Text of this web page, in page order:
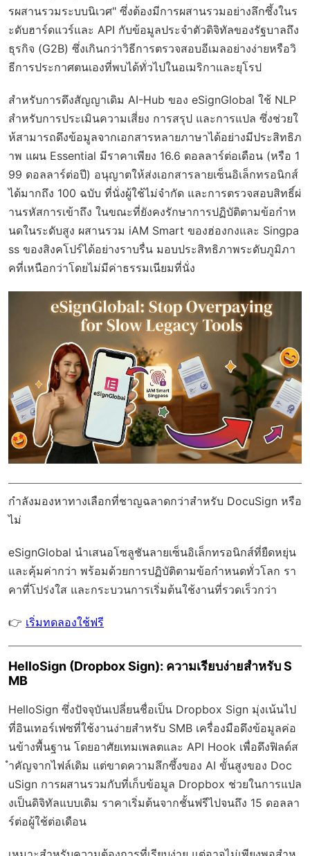
รผสานรวมระบบนิเวศ" ซึ่งต้องมีการผสานรวมอย่างลึกซึ้งในร
ะดับฮาร์ดแวร์และ API กับข้อมูลประจำตัวดิจิทัลของรัฐบาลถึง
ธุรกิจ (G2B) ซึ่งเกินกว่าวิธีการตรวจสอบอีเมลอย่างง่ายหรือวิ
ธีการประกาศตนเองที่พบได้ทั่วไปในอเมริกาและยุโรป
สำหรับการดึงสัญญาเดิม AI-Hub ของ eSignGlobal ใช้ NLP
สำหรับการประเมินความเสี่ยง การสรุป และการแปล ซึ่งช่วยใ
ห้สามารถดึงข้อมูลจากเอกสารหลายภาษาได้อย่างมีประสิทธิภ
าพ แผน Essential มีราคาเพียง 16.6 ดอลลาร์ต่อเดือน (หรือ 1
99 ดอลลาร์ต่อปี) อนุญาตให้ส่งเอกสารลายเซ็นอิเล็กทรอนิกส์
ได้มากถึง 100 ฉบับ ที่นั่งผู้ใช้ไม่จำกัด และการตรวจสอบสิทธิ์ผ่
านรหัสการเข้าถึง ในขณะที่ยังคงรักษาการปฏิบัติตามข้อกำห
นดในระดับสูง ผสานรวม iAM Smart ของฮ่องกงและ Singpa
ss ของสิงคโปร์ได้อย่างราบรื่น มอบประสิทธิภาพระดับภูมิภา
คที่เหนือกว่าโดยไม่มีค่าธรรมเนียมที่นั่ง
กำลังมองหาทางเลือกที่ชาญฉลาดกว่าสำหรับ DocuSign หรือ
ไม่
eSignGlobal นำเสนอโซลูชันลายเซ็นอิเล็กทรอนิกส์ที่ยืดหยุ่น
และคุ้มค่ากว่า พร้อมด้วยการปฏิบัติตามข้อกำหนดทั่วโลก รา
คาที่โปร่งใส และกระบวนการเริ่มต้นใช้งานที่รวดเร็วกว่า
👉 เริ่มทดลองใช้ฟรี
HelloSign (Dropbox Sign): ความเรียบง่ายสำหรับ S
MB
HelloSign ซึ่งปัจจุบันเปลี่ยนชื่อเป็น Dropbox Sign มุ่งเน้นไป
ที่อินเทอร์เฟซที่ใช้งานง่ายสำหรับ SMB เครื่องมือดึงข้อมูลค่อ
นข้างพื้นฐาน โดยอาศัยเทมเพลตและ API Hook เพื่อดึงฟิลด์ส
ำคัญจากไฟล์เดิม แต่ขาดความลึกซึ้งของ AI ขั้นสูงของ Doc
uSign การผสานรวมกับที่เก็บข้อมูล Dropbox ช่วยในการแปล
งเป็นดิจิทัลแบบเดิม ราคาเริ่มต้นจากชั้นฟรีไปจนถึง 15 ดอลลา
ร์ต่อผู้ใช้ต่อเดือน